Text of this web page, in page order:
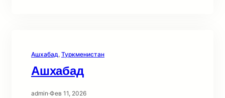
Ашхабад, Туркменистан
Ашхабад
admin·Фев 11, 2026